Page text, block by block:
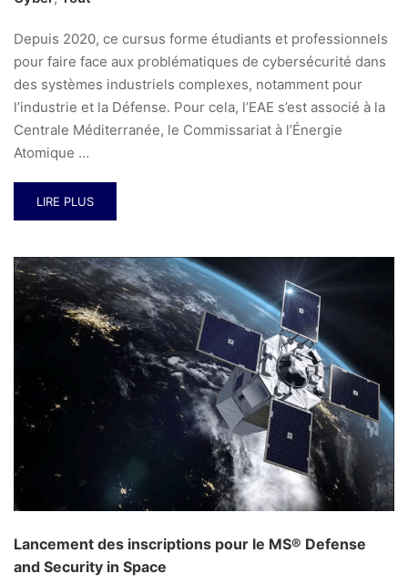
Depuis 2020, ce cursus forme étudiants et professionnels
pour faire face aux problématiques de cybersécurité dans
des systèmes industriels complexes, notamment pour
l’industrie et la Défense. Pour cela, l’EAE s’est associé à la
Centrale Méditerranée, le Commissariat à l’Énergie
Atomique …
LIRE PLUS
Lancement des inscriptions pour le MS® Defense
and Security in Space